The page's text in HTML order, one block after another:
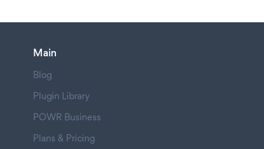
Main
Blog
Plugin Library
POWR Business
Plans & Pricing